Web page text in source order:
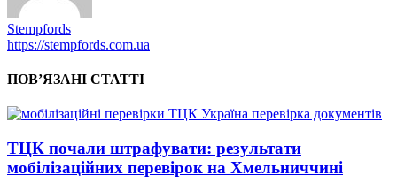
Stempfords
https://stempfords.com.ua
ПОВ’ЯЗАНІ СТАТТІ
ТЦК почали штрафувати: результати
мобілізаційних перевірок на Хмельниччині